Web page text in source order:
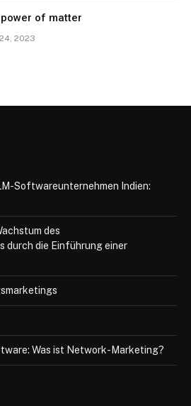
of matter
2023
Softwareunternehmen Indien:
des
durch die Einführung einer
Was ist Network-Marketing?